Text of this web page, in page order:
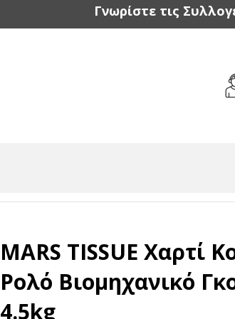
Γνωρίστε τις
MARS TISSUE Χαρτί
Ρολό Βιομηχανικό
4.5kg